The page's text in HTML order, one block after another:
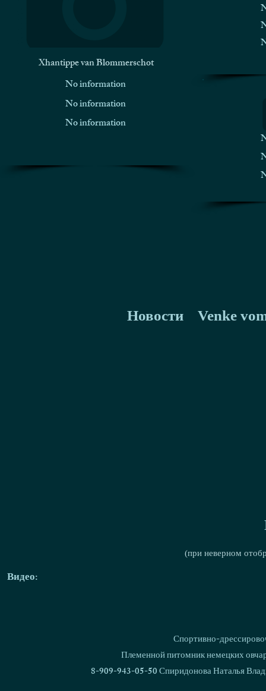
Xhantippe van Blommerschot
No information
No information
No information
Новости Venke
(при неверном
Видео:
Спортивно-
Племенной питомник немецких
8-909-943-05-50 Спиридонова Наталья